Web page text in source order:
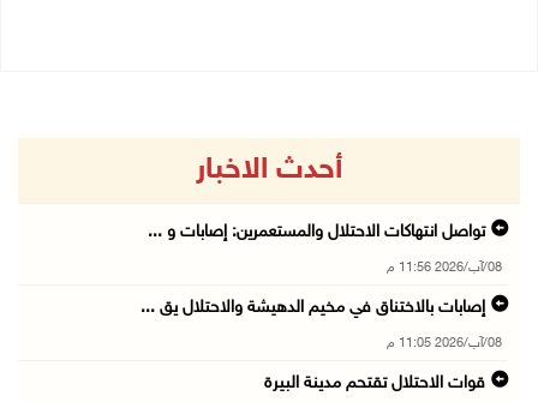
أحدث الاخبار
تواصل انتهاكات الاحتلال والمستعمرين: إصابات و ...
08/آب/2026 11:56 م
إصابات بالاختناق في مخيم الدهيشة والاحتلال يق ...
08/آب/2026 11:05 م
قوات الاحتلال تقتحم مدينة البيرة